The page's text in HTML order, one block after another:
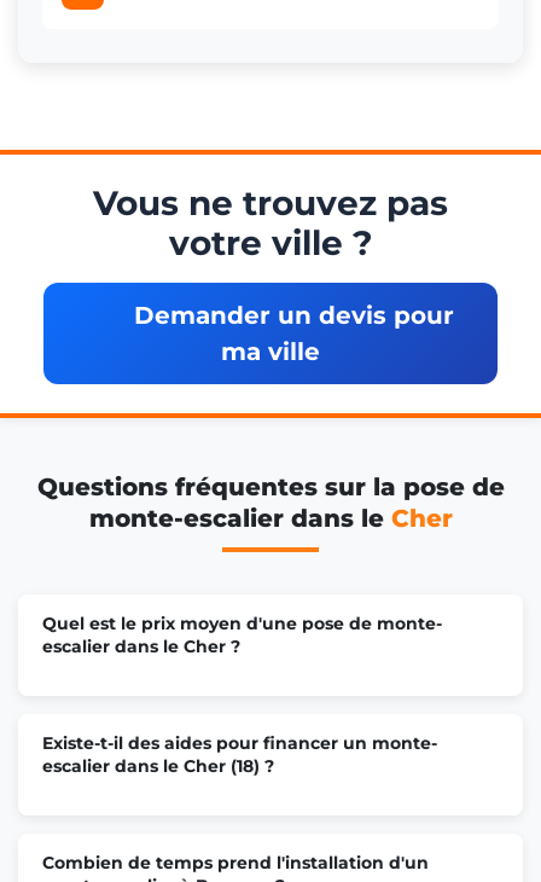
Vous ne trouvez pas
votre ville ?
Demander un devis pour
ma ville
Questions fréquentes sur la pose de
monte-escalier dans le Cher
Quel est le prix moyen d'une pose de monte-
escalier dans le Cher ?
Existe-t-il des aides pour financer un monte-
escalier dans le Cher (18) ?
Combien de temps prend l'installation d'un